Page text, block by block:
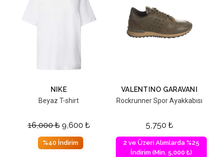
NIKE
Beyaz T-shirt
16,000₺ 9,600 ₺
%40 İndirim
VALENTINO GARAVANI
Rockrunner Spor Ayakkabısı
5,750 ₺
2 ve Üzeri Alımlarda %25
İndirim (Min. 5,000 ₺)